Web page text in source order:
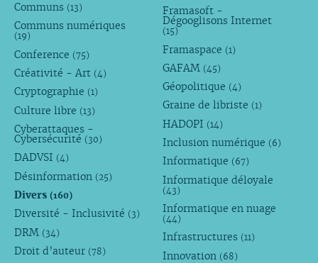
Communs (13)
Communs numériques
(19)
Conference (75)
Créativité - Art (4)
Cryptographie (1)
Culture libre (13)
Cyberattaques -
Cybersécurité (30)
DADVSI (4)
Désinformation (25)
Divers (160)
Diversité - Inclusivité (3)
DRM (34)
Droit d’auteur (78)
Framasoft -
Dégooglisons Internet
(15)
Framaspace (1)
GAFAM (45)
Géopolitique (4)
Graine de libriste (1)
HADOPI (14)
Inclusion numérique (6)
Informatique (67)
Informatique déloyale
(43)
Informatique en nuage
(44)
Infrastructures (11)
Innovation (68)